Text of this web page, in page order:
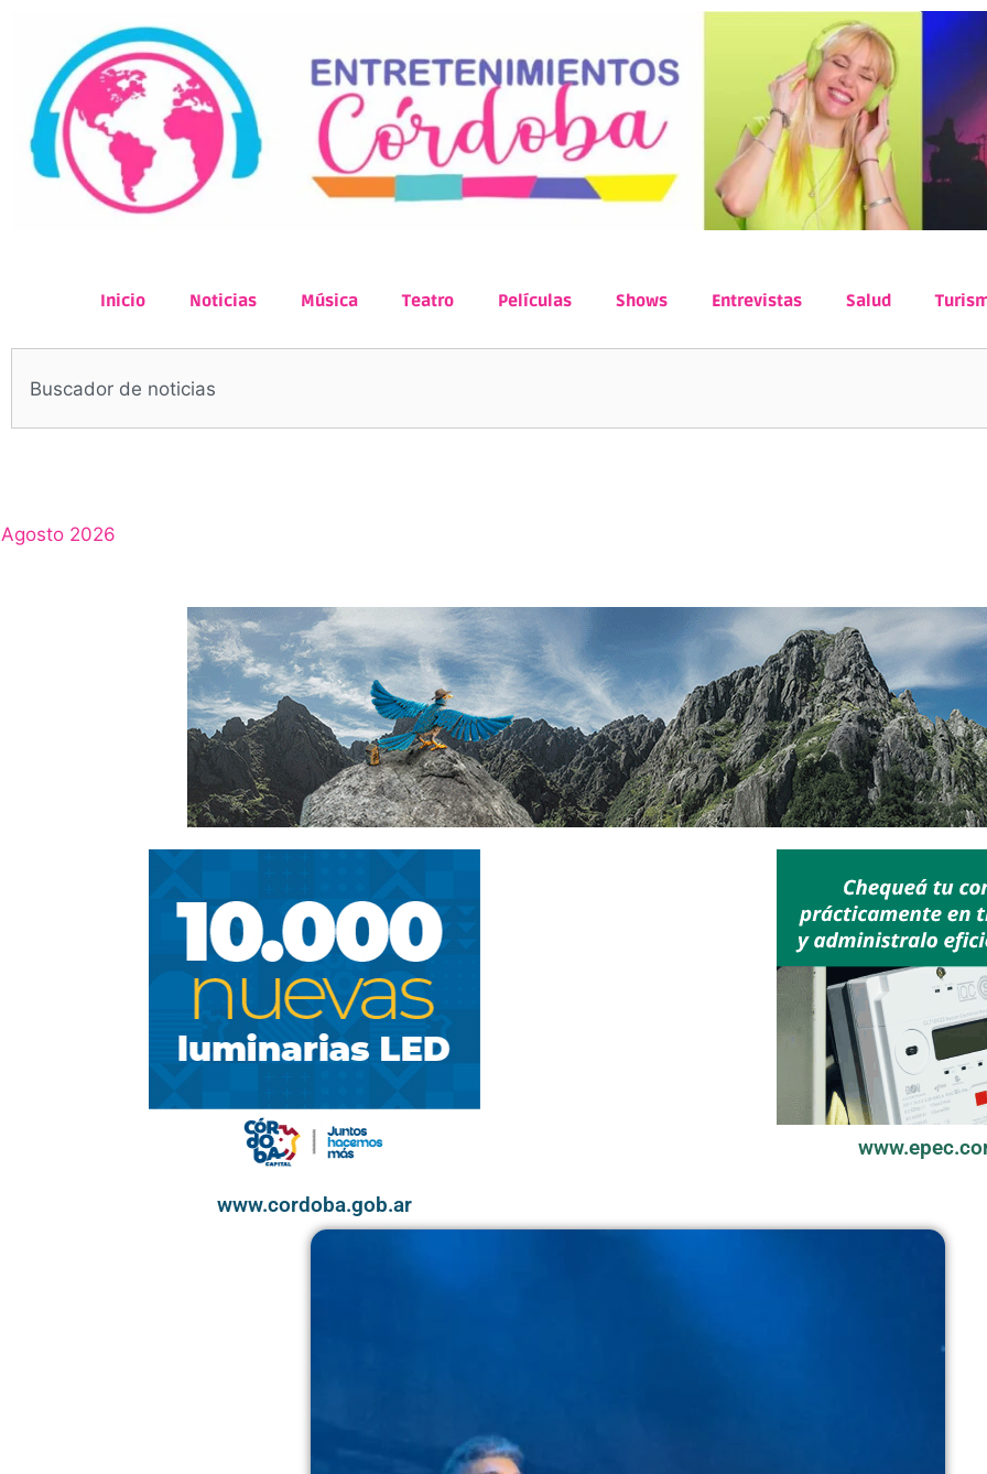
Inicio Noticias Música Teatro Películas Shows Entrevistas Salud
Agosto 2026
www.cordoba.gob.ar